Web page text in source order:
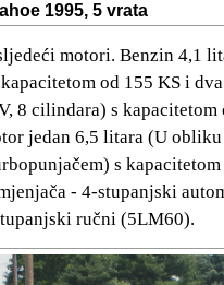
1995, 5 vrata
motori. Benzin 4,1
od 155 KS i
8 cilindara) s kapacitetom
jedan 6,5 litara (U obliku
s
- 4-stupanjski
ručni (5LM60).